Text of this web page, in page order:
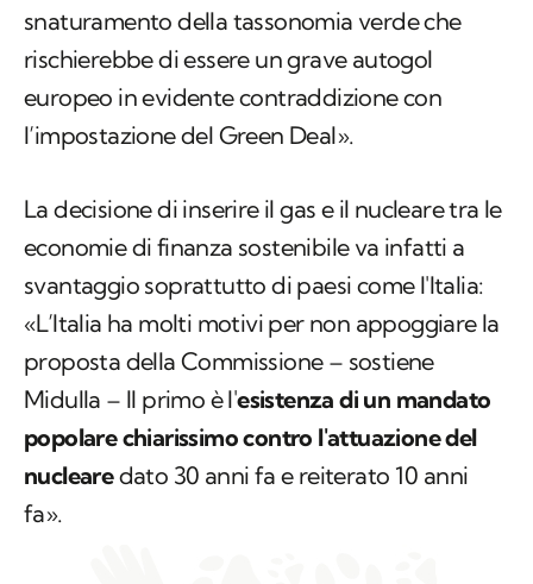
snaturamento della tassonomia verde che
rischierebbe di essere un grave autogol
europeo in evidente contraddizione con
l’impostazione del Green Deal».
La decisione di inserire il gas e il nucleare tra le
economie di finanza sostenibile va infatti a
svantaggio soprattutto di paesi come l'Italia:
«L’Italia ha molti motivi per non appoggiare la
proposta della Commissione – sostiene
Midulla – Il primo è l'esistenza di un mandato
popolare chiarissimo contro l'attuazione del
nuclearedato 30 anni fa e reiterato 10 anni
fa».